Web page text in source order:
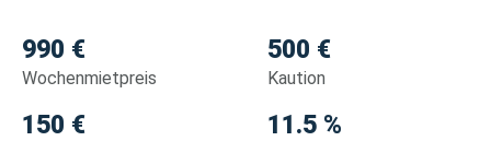
990 €
Wochenmietpreis
500 €
Kaution
150 € 11.5 %